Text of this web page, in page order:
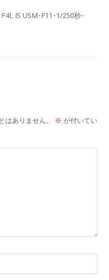
IS USM･F11･1/250秒･
はありません。 ※ が付いてい